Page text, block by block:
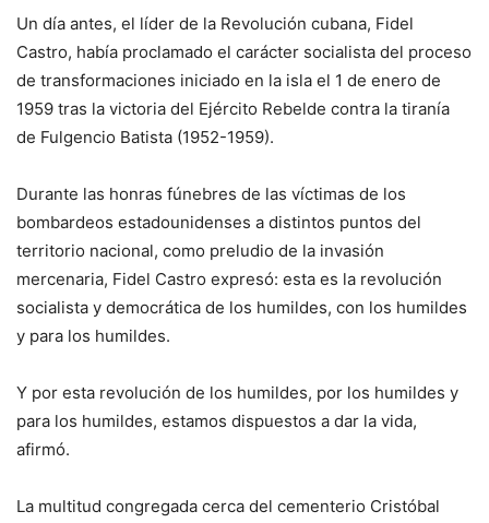
Un día antes, el líder de la Revolución cubana, Fidel
Castro, había proclamado el carácter socialista del proceso
de transformaciones iniciado en la isla el 1 de enero de
1959 tras la victoria del Ejército Rebelde contra la tiranía
de Fulgencio Batista (1952-1959).
Durante las honras fúnebres de las víctimas de los
bombardeos estadounidenses a distintos puntos del
territorio nacional, como preludio de la invasión
mercenaria, Fidel Castro expresó: esta es la revolución
socialista y democrática de los humildes, con los humildes
y para los humildes.
Y por esta revolución de los humildes, por los humildes y
para los humildes, estamos dispuestos a dar la vida,
afirmó.
La multitud congregada cerca del cementerio Cristóbal